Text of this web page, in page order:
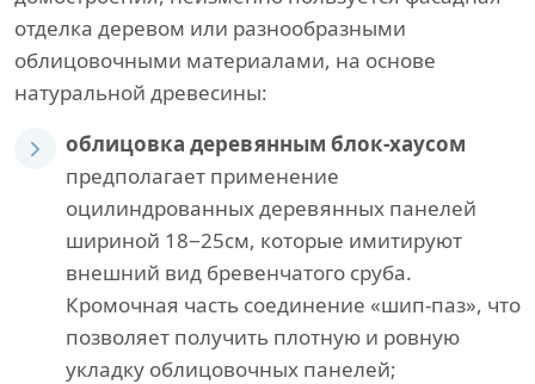
отделка деревом или разнообразными
облицовочными материалами, на основе
натуральной древесины:
облицовка деревянным блок-хаусом
предполагает применение
оцилиндрованных деревянных панелей
шириной 18−25см, которые имитируют
внешний вид бревенчатого сруба.
Кромочная часть соединение «шип-паз», что
позволяет получить плотную и ровную
укладку облицовочных панелей;